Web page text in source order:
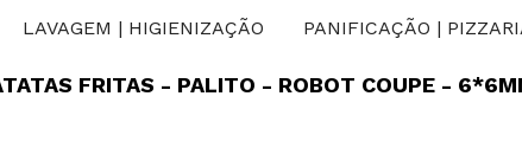
LAVAGEM | HIGIENIZAÇÃO PANIFICAÇÃO |
FRITAS - PALITO - ROBOT COUPE -